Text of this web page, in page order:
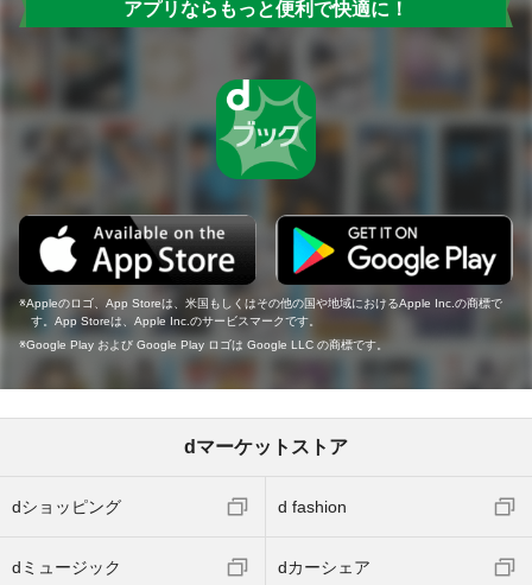
アプリならもっと便利で快適に！
Appleのロゴ、App Storeは、米国もしくはその他の国や地域におけるApple Inc.の商標で
す。App Storeは、Apple Inc.のサービスマークです。
Google Play および Google Play ロゴは Google LLC の商標です。
dマーケットストア
dショッピング d fashion
dミュージック dカーシェア